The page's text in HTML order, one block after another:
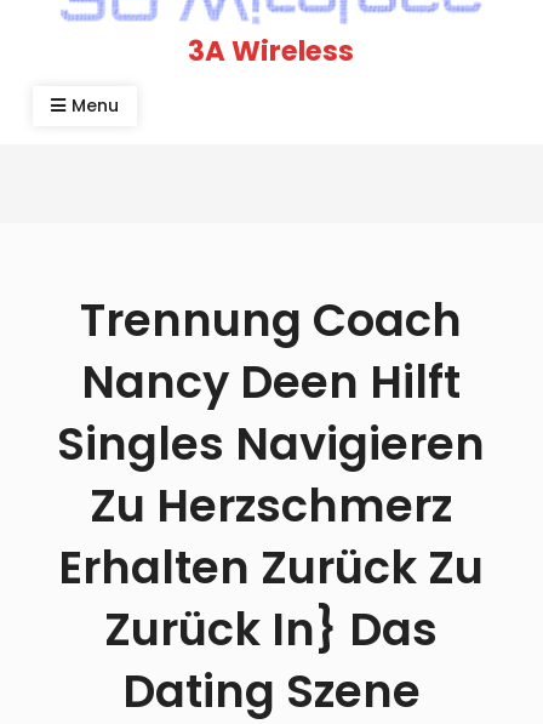
3A Wireless
Menu
Trennung Coach
Nancy Deen Hilft
Singles Navigieren
Zu Herzschmerz
Erhalten Zurück Zu
Zurück In} Das
Dating Szene